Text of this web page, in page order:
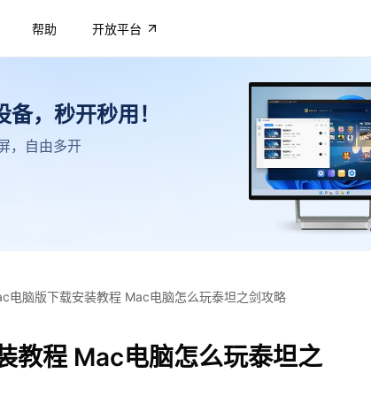
帮助 开放平台
，秒开秒用！
，自由多开
电脑版下载安装教程 Mac电脑怎么玩泰坦之剑攻略
教程 Mac电脑怎么玩泰坦之